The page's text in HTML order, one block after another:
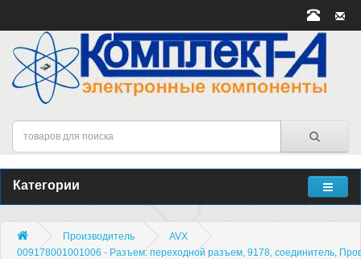
Категории
Производитель
AVX
009178001001006 - Разъем: переходной разъем, 9178, соединитель,